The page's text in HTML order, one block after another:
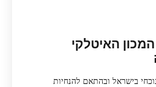
האיטלקי
בישראל ובהתאם להנחיות